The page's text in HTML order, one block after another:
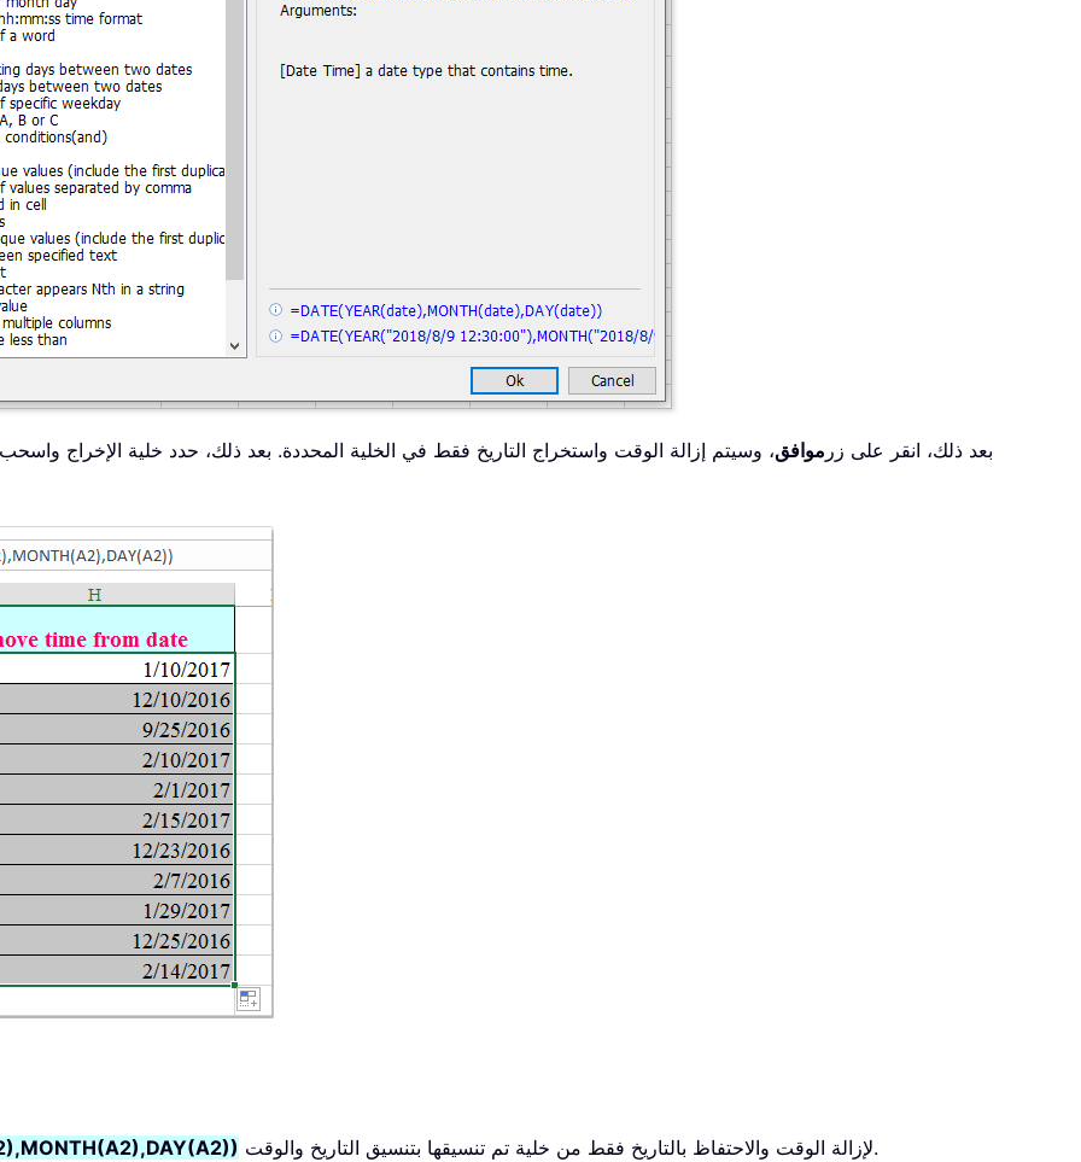
. بعد ذلك، انقر على زر موافق، وسيتم إزالة الوقت واستخراج التاريخ فقط في الخلية المحددة. بعد ذلك، حدد خلية الإخراج واسحب
لإزالة الوقت والاحتفاظ بالتاريخ فقط من خلية تم تنسيقها بتنسيق التاريخ والوقت.